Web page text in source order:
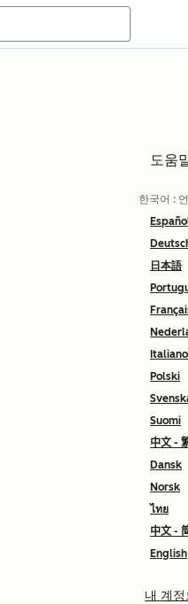
도움
한국어 :
日本語
Italiano
Polski
Suomi
中文 -
Dansk
Norsk
ไทย
中文 -
English
내 계